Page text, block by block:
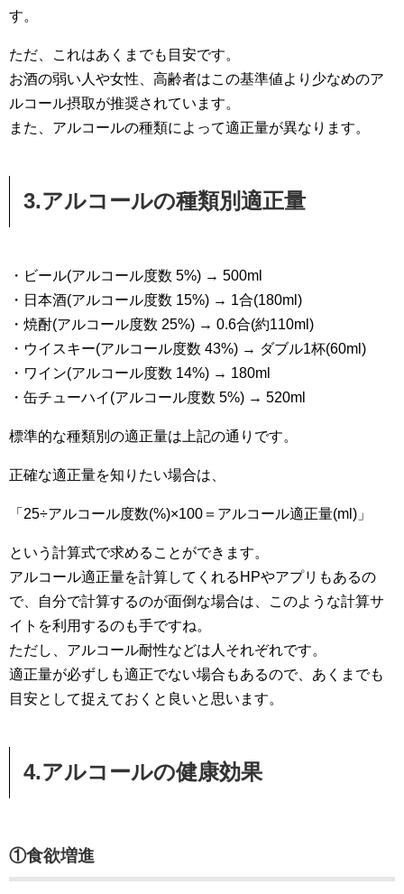
す。
ただ、これはあくまでも目安です。
お酒の弱い人や女性、高齢者はこの基準値より少なめのア
ルコール摂取が推奨されています。
また、アルコールの種類によって適正量が異なります。
3.アルコールの種類別適正量
・ビール(アルコール度数 5%) → 500ml
・日本酒(アルコール度数 15%) → 1合(180ml)
・焼酎(アルコール度数 25%) → 0.6合(約110ml)
・ウイスキー(アルコール度数 43%) → ダブル1杯(60ml)
・ワイン(アルコール度数 14%) → 180ml
・缶チューハイ(アルコール度数 5%) → 520ml
標準的な種類別の適正量は上記の通りです。
正確な適正量を知りたい場合は、
「25÷アルコール度数(%)×100＝アルコール適正量(ml)」
という計算式で求めることができます。
アルコール適正量を計算してくれるHPやアプリもあるの
で、自分で計算するのが面倒な場合は、このような計算サ
イトを利用するのも手ですね。
ただし、アルコール耐性などは人それぞれです。
適正量が必ずしも適正でない場合もあるので、あくまでも
目安として捉えておくと良いと思います。
4.アルコールの健康効果
①食欲増進